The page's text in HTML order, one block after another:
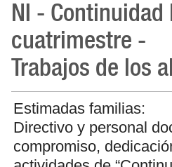
NI -
cuatrimestre -
Trabajos de los
Estimadas familias:
Directivo y personal
compromiso,